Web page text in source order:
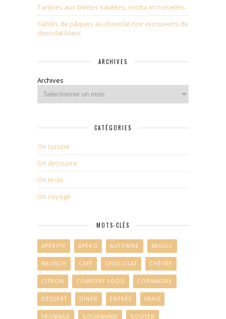
Tartines aux blettes sautées, ricotta et noisettes
Sablés de pâques au chocolat noir recouverts de
chocolat blanc
ARCHIVES
Archives
CATÉGORIES
On cuisine
On découvre
On teste
On voyage
MOTS-CLÉS
APÉRITIF APÉRO AUTOMNE BASILIC
BRUNCH CAFÉ CHOCOLAT CHÈVRE
CITRON COMFORT FOOD CORIANDRE
DESSERT DÎNER ENTRÉE FRAIS
FROMAGE GOURMAND GOÛTER